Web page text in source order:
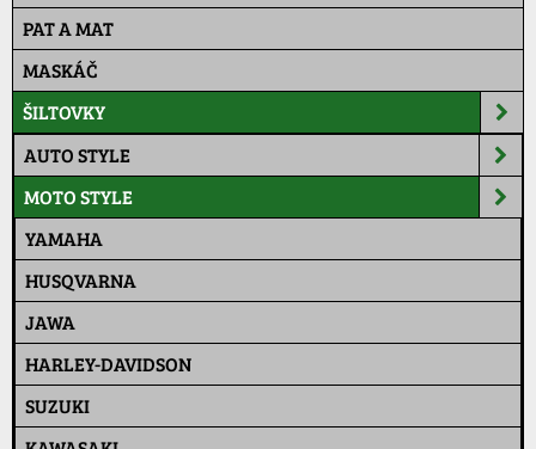
PAT A MAT
MASKÁČ
ŠILTOVKY
AUTO STYLE
MOTO STYLE
YAMAHA
HUSQVARNA
JAWA
HARLEY-DAVIDSON
SUZUKI